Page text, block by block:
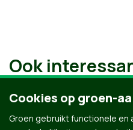
Ook
Cookies op groen-
Groen gebruikt functionele en